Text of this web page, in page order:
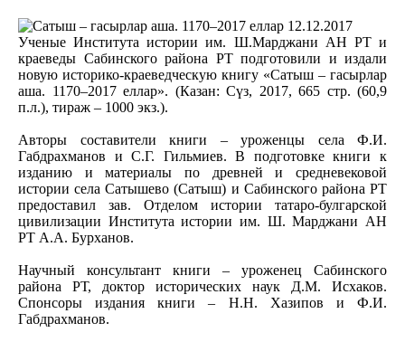
12.12.2017
Ученые Института истории им. Ш.Марджани АН РТ и
краеведы Сабинского района РТ подготовили и издали
новую историко-краеведческую книгу «Сатыш – гасырлар
аша. 1170–2017 еллар». (Казан: Cүз, 2017, 665 стр. (60,9
п.л.), тираж – 1000 экз.).
Авторы составители книги – уроженцы села Ф.И.
Габдрахманов и С.Г. Гильмиев. В подготовке книги к
изданию и материалы по древней и средневековой
истории села Сатышево (Сатыш) и Сабинского района РТ
предоставил зав. Отделом истории татаро-булгарской
цивилизации Института истории им. Ш. Марджани АН
РТ А.А. Бурханов.
Научный консультант книги – уроженец Сабинского
района РТ, доктор исторических наук Д.М. Исхаков.
Спонсоры издания книги – Н.Н. Хазипов и Ф.И.
Габдрахманов.